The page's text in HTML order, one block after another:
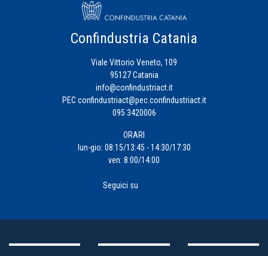
Confindustria Catania
Viale Vittorio Veneto, 109
95127 Catania
info@confindustriact.it
PEC confindustriact@pec.confindustriact.it
095 3420006
ORARI
lun-gio: 08:15/13:45 - 14:30/17:30
ven: 8:00/14:00
Seguici su